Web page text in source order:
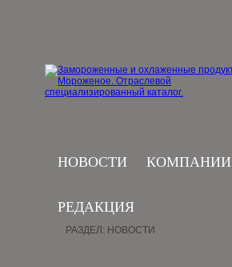
НОВОСТИ КОМПАНИИ
РЕДАКЦИЯ
РАЗДЕЛ: НОВОСТИ